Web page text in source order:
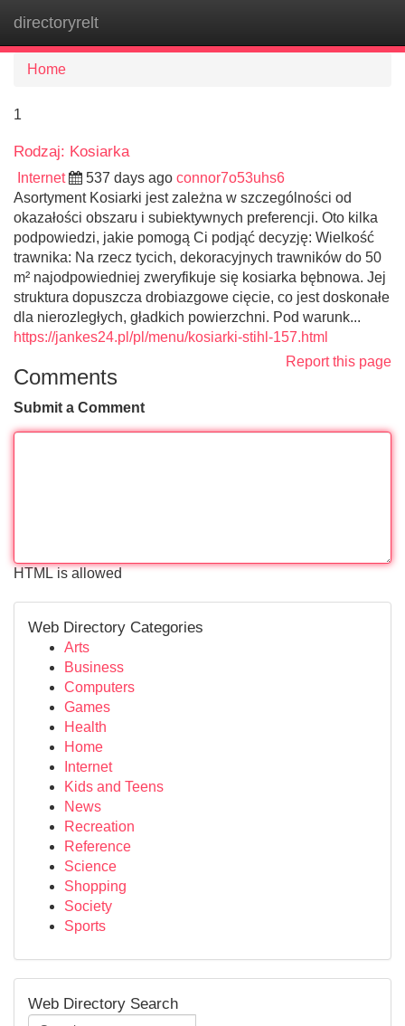
directoryrelt
Home
1
Rodzaj: Kosiarka
Internet 537 days ago connor7o53uhs6
Asortyment Kosiarki jest zależna w szczególności od
okazałości obszaru i subiektywnych preferencji. Oto kilka
podpowiedzi, jakie pomogą Ci podjąć decyzję: Wielkość
trawnika: Na rzecz tycich, dekoracyjnych trawników do 50
m² najodpowiedniej zweryfikuje się kosiarka bębnowa. Jej
struktura dopuszcza drobiazgowe cięcie, co jest doskonałe
dla nierozległych, gładkich powierzchni. Pod warunk...
https://jankes24.pl/pl/menu/kosiarki-stihl-157.html
Report this page
Comments
Submit a Comment
HTML is allowed
Web Directory Categories
Arts
Business
Computers
Games
Health
Home
Internet
Kids and Teens
News
Recreation
Reference
Science
Shopping
Society
Sports
Web Directory Search